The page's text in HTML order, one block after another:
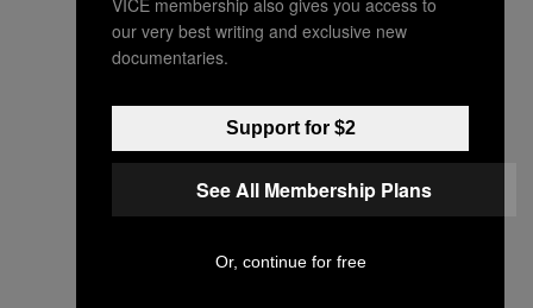
our very best writing and exclusive new
documentaries.
Support for $2
See All Membership Plans
Or, continue for free